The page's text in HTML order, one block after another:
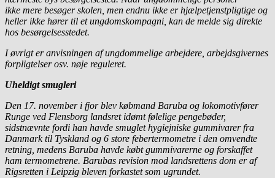
ikke mere besøger skolen, men endnu ikke er hjælpetjenstpligtige og
heller ikke hører til et ungdomskompagni, kan de melde sig direkte
hos besørgelsesstedet.
I øvrigt er anvisningen af ungdommelige arbejdere, arbejdsgivernes
forpligtelser osv. nøje reguleret.
Uheldigt smugleri
Den 17. november i fjor blev købmand Baruba og lokomotivfører
Runge ved Flensborg landsret idømt følelige pengebøder,
sidstnævnte fordi han havde smuglet hygiejniske gummivarer fra
Danmark til Tyskland og 6 store febertermometre i den omvendte
retning, medens Baruba havde købt gummivarerne og forskaffet
ham termometrene. Barubas revision mod landsrettens dom er af
Rigsretten i Leipzig bleven forkastet som ugrundet.